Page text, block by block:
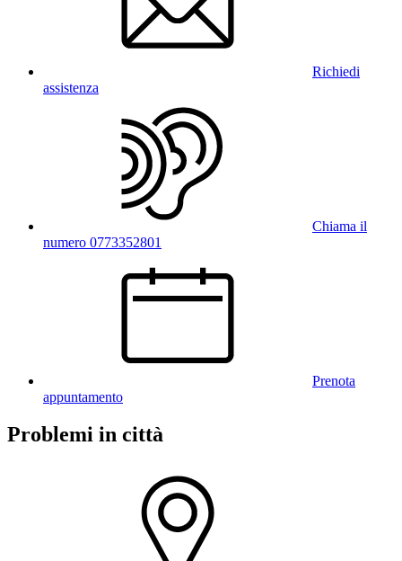
Richiedi
assistenza
Chiama il
numero 0773352801
Prenota
appuntamento
Problemi in città